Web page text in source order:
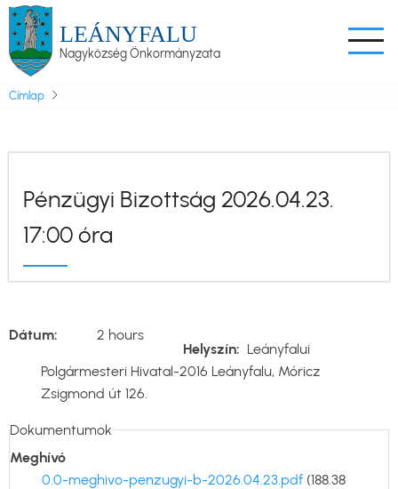
Ugrás
tartalomra
LEÁNYFALU
Nagyközség Önkormányzata
Címlap
Pénzügyi Bizottság 2026.04.23.
17:00 óra
Dátum
2 hours
Helyszín
Leányfalui
Polgármesteri Hivatal-2016 Leányfalu, Móricz
Zsigmond út 126.
Dokumentumok
Meghívó
0.0-meghivo-penzugyi-b-2026.04.23.pdf (188.38